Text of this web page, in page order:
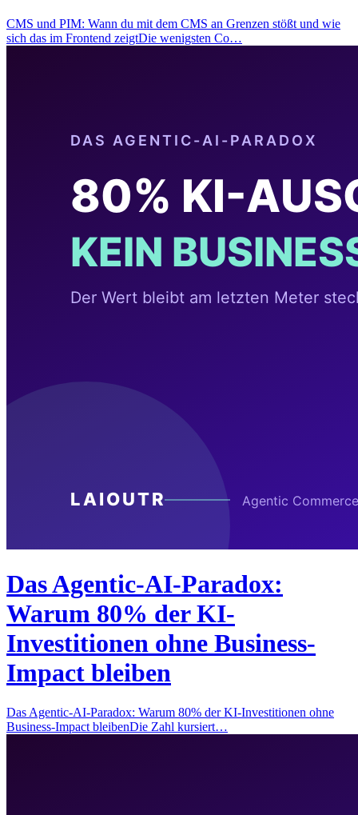
CMS und PIM: Wann du mit dem CMS an Grenzen stößt und wie
sich das im Frontend zeigtDie wenigsten Co…
Das Agentic-AI-Paradox:
Warum 80% der KI-
Investitionen ohne Business-
Impact bleiben
Das Agentic-AI-Paradox: Warum 80% der KI-Investitionen ohne
Business-Impact bleibenDie Zahl kursiert…